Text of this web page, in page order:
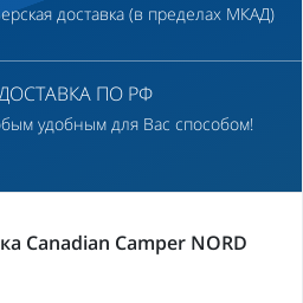
доставка (в пределах МКАД)
ПО РФ
удобным для Вас способом!
Canadian Camper NORD